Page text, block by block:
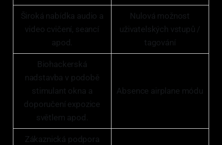
Široká nabídka audio a
video cvičení, seancí
apod.
Nulová možnost
uživatelských vstupů /
tagování
Biohackerská
nadstavba v podobě
stimulant okna a
doporučení expozice
světlem apod.
Absence airplane módu
Zákaznická podpora